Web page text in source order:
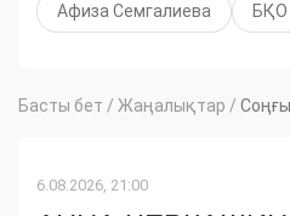
Афиза Семгалиева БҚО
Басты бет / Жаңалықтар /
6.08.2026, 21:00